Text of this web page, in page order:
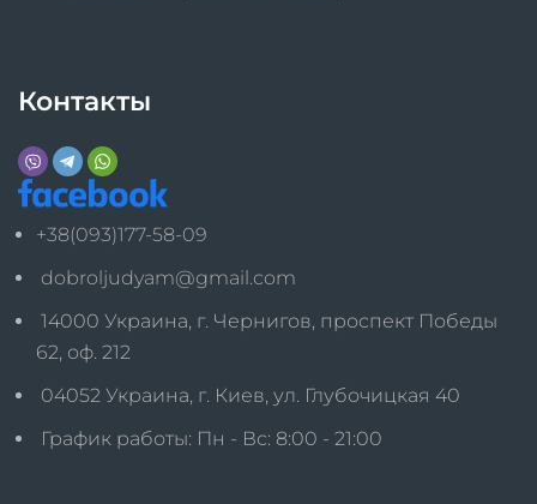
Контакты
+38(093)177-58-09
dobroljudyam@gmail.com
14000 Украина, г. Чернигов, проспект Победы
62, оф. 212
04052 Украина, г. Киев, ул. Глубочицкая 40
График работы: Пн - Вс: 8:00 - 21:00